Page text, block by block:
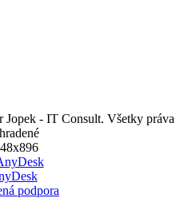
Jopek - IT Consult. Všetky práva
podpora